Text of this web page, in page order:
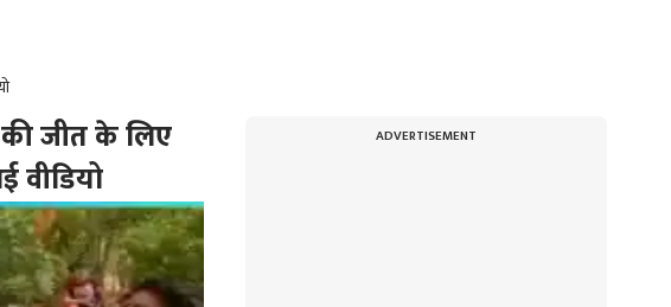
जीत के लिए
वीडियो
ADVERTISEMENT